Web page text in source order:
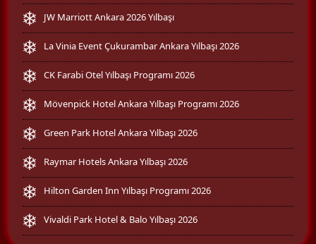
JW Marriott Ankara 2026 Yılbaşı
La Vinia Event Çukurambar Ankara Yılbaşı 2026
CK Farabi Otel Yılbaşı Programı 2026
Mövenpick Hotel Ankara Yılbaşı Programı 2026
Green Park Hotel Ankara Yılbaşı 2026
Raymar Hotels Ankara Yılbaşı 2026
Hilton Garden Inn Yılbaşı Programı 2026
Vivaldi Park Hotel & Balo Yılbaşı 2026